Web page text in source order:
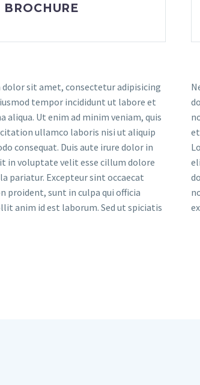
BROCHURE
sit amet, consectetur adipisicing
tempor incididunt ut labore et
aliqua. Ut enim ad minim veniam, quis
ullamco laboris nisi ut aliquip
consequat. Duis aute irure dolor in
in voluptate velit esse cillum dolore
pariatur. Excepteur sint occaecat
proident, sunt in culpa qui officia
anim id est laborum. Sed ut spiciatis